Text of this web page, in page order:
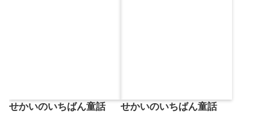
せかいのいちばん童話
せかいのいちばん童話